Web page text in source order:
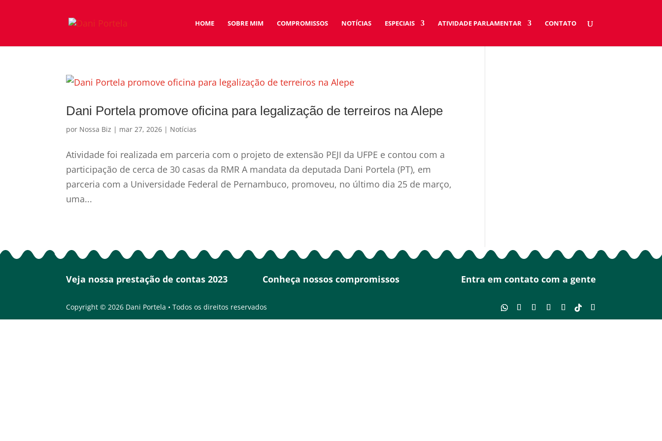
HOME SOBRE MIM COMPROMISSOS NOTÍCIAS ESPECIAIS ATIVIDADE PARLAMENTAR CONTATO
Dani Portela promove oficina para legalização de terreiros na Alepe
por Nossa Biz | mar 27, 2026 | Notícias
Atividade foi realizada em parceria com o projeto de extensão PEJI da UFPE e contou com a
participação de cerca de 30 casas da RMR A mandata da deputada Dani Portela (PT), em
parceria com a Universidade Federal de Pernambuco, promoveu, no último dia 25 de março,
uma...
Veja nossa prestação de contas 2023 Conheça nossos compromissos Entra em contato com a gente
Copyright © 2026 Dani Portela • Todos os direitos reservados